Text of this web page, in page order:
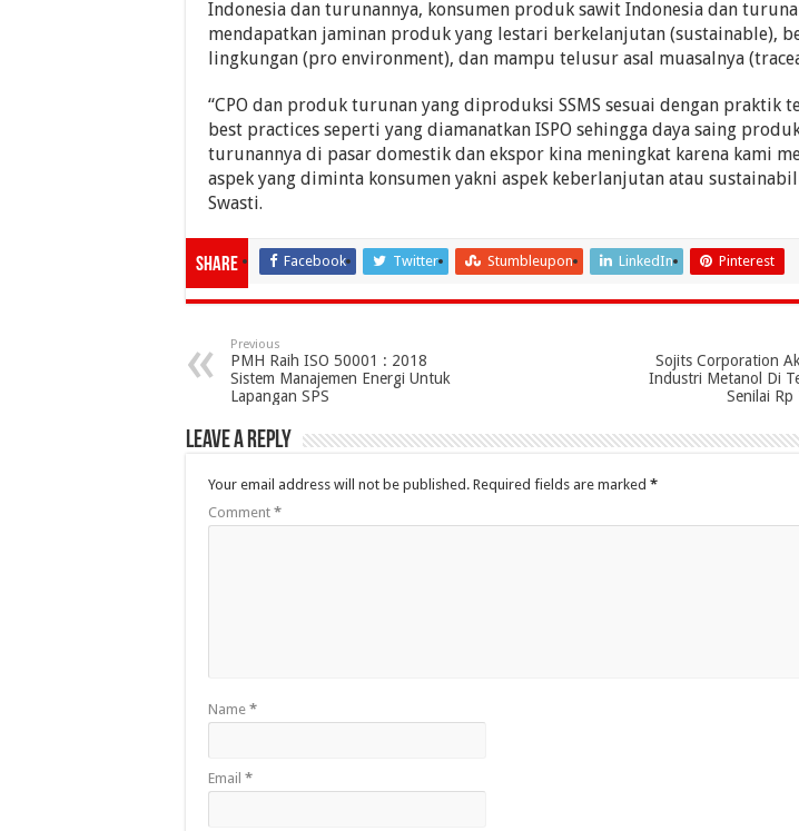
Indonesia dan turunannya, konsumen produk sawit Indonesia dan
mendapatkan jaminan produk yang lestari berkelanjutan (sustainable),
lingkungan (pro environment), dan mampu telusur asal muasalnya
“CPO dan produk turunan yang diproduksi SSMS sesuai dengan praktik
best practices seperti yang diamanatkan ISPO sehingga daya saing
turunannya di pasar domestik dan ekspor kina meningkat karena kami
aspek yang diminta konsumen yakni aspek keberlanjutan atau
Swasti.
Share Facebook Twitter Stumbleupon LinkedIn Pinterest
Previous
PMH Raih ISO 50001 : 2018
Sistem Manajemen Energi Untuk
Lapangan SPS
Sojits Corporation
Industri Metanol Di
Senilai
Leave a Reply
Your email address will not be published. Required fields are marked *
Comment *
Name *
Email *